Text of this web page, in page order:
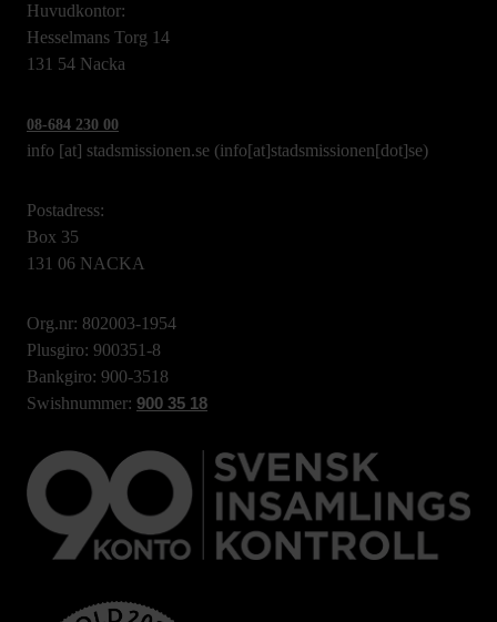
Huvudkontor:
Hesselmans Torg 14
131 54 Nacka
08-684 230 00
info [at] stadsmissionen.se (info[at]stadsmissionen[dot]se)
Postadress:
Box 35
131 06 NACKA
Org.nr: 802003-1954
Plusgiro: 900351-8
Bankgiro: 900-3518
Swishnummer: 900 35 18